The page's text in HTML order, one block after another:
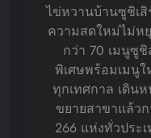
navigation
ไข่หวานบ้านซูชิเสิ
ความสดใหม่ไม่ห
กว่า 70 เมนูซู
พิเศษพร้อมเมนูใ
ทุกเทศกาล เดิน
ขยายสาขาแล้ว
266 แห่งทั่วประ